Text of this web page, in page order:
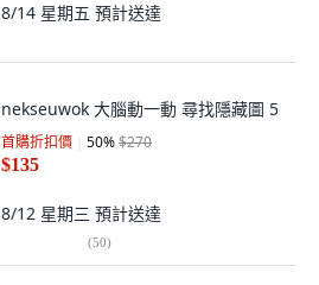
8/14 星期五 預計送達
nekseuwok 大腦動一動 尋找隱藏圖 5
首購折扣價 50%$270
$135
8/12 星期三 預計送達
(50)